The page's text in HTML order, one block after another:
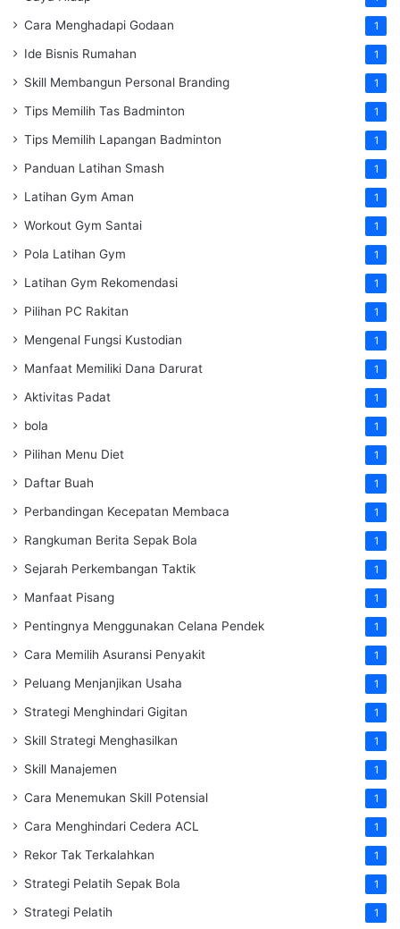
Cara Menghadapi Godaan 1
Ide Bisnis Rumahan 1
Skill Membangun Personal Branding 1
Tips Memilih Tas Badminton 1
Tips Memilih Lapangan Badminton 1
Panduan Latihan Smash 1
Latihan Gym Aman 1
Workout Gym Santai 1
Pola Latihan Gym 1
Latihan Gym Rekomendasi 1
Pilihan PC Rakitan 1
Mengenal Fungsi Kustodian 1
Manfaat Memiliki Dana Darurat 1
Aktivitas Padat 1
bola 1
Pilihan Menu Diet 1
Daftar Buah 1
Perbandingan Kecepatan Membaca 1
Rangkuman Berita Sepak Bola 1
Sejarah Perkembangan Taktik 1
Manfaat Pisang 1
Pentingnya Menggunakan Celana Pendek 1
Cara Memilih Asuransi Penyakit 1
Peluang Menjanjikan Usaha 1
Strategi Menghindari Gigitan 1
Skill Strategi Menghasilkan 1
Skill Manajemen 1
Cara Menemukan Skill Potensial 1
Cara Menghindari Cedera ACL 1
Rekor Tak Terkalahkan 1
Strategi Pelatih Sepak Bola 1
Strategi Pelatih 1